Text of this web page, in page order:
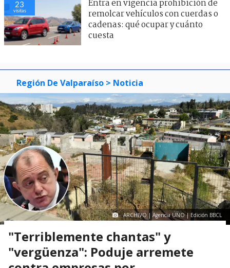
23
visitas
Entra en vigencia prohibición de
remolcar vehículos con cuerdas o
cadenas: qué ocupar y cuánto
cuesta
Región De Valparaíso > Noticia
ARCHIVO | Agencia UNO | Edición BBCL
"Terriblemente chantas" y
"vergüenza": Poduje arremete